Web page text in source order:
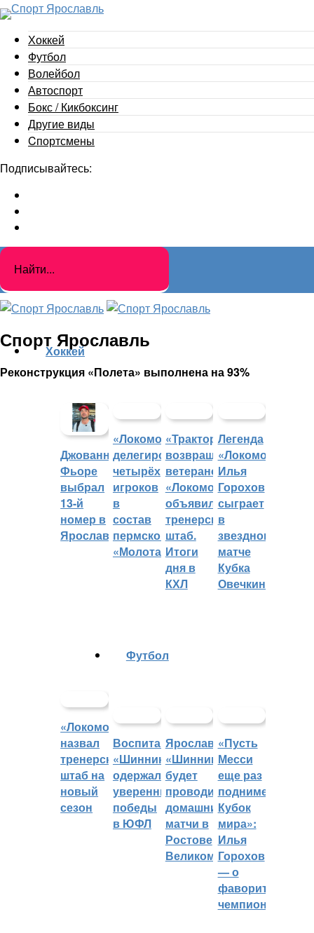
Хоккей
Футбол
Волейбол
Автоспорт
Бокс / Кикбоксинг
Другие виды
Cпортсмены
Подписывайтесь:
Спорт Ярославль
Реконструкция «Полета» выполнена на 93%
Хоккей
Джованни
Фьоре
выбрал
13-й
номер в
Ярославле
«Локомотив»
делегировал
четырёх
игроков
в
состав
пермского
«Молота»
«Трактор»
возвращает
ветеранов,
«Локомотив»
объявил
тренерский
штаб.
Итоги
дня в
КХЛ
Легенда
«Локомотива»
Илья
Горохов
сыграет
в
звездном
матче
Кубка
Овечкина
«Локомотив»
назвал
тренерский
штаб на
новый
сезон
Футбол
Воспитанники
«Шинника»
одержали
уверенные
победы
в ЮФЛ
Ярославский
«Шинник»
будет
проводить
домашние
матчи в
Ростове
Великом
«Пусть
Месси
еще раз
поднимет
Кубок
мира»:
Илья
Горохов
— о
фаворитах
чемпионата